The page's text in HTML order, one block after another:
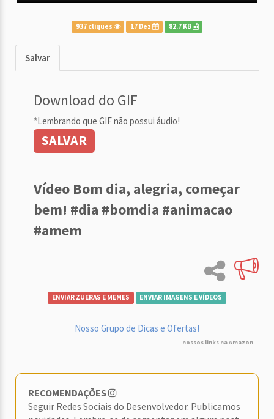
937 cliques 17 Dez 82.7 KB
Salvar
Download do GIF
*Lembrando que GIF não possui áudio!
SALVAR
Vídeo Bom dia, alegria, começar
bem! #dia #bomdia #animacao
#amem
ENVIAR ZUERAS E MEMES ENVIAR IMAGENS E VÍDEOS
Nosso Grupo de Dicas e Ofertas!
nossos links na Amazon
RECOMENDAÇÕES
Seguir Redes Sociais do Desenvolvedor. Publicamos